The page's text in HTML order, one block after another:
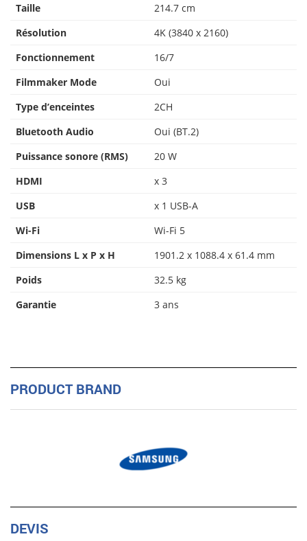
Taille
214.7 cm
Résolution
4K (3840 x 2160)
Fonctionnement
16/7
Filmmaker Mode
Oui
Type d’enceintes
2CH
Bluetooth Audio
Oui (BT.2)
Puissance sonore (RMS)
20 W
HDMI
x 3
USB
x 1 USB-A
Wi-Fi
Wi-Fi 5
Dimensions L x P x H
1901.2 x 1088.4 x 61.4 mm
Poids
32.5 kg
Garantie
3 ans
PRODUCT BRAND
DEVIS